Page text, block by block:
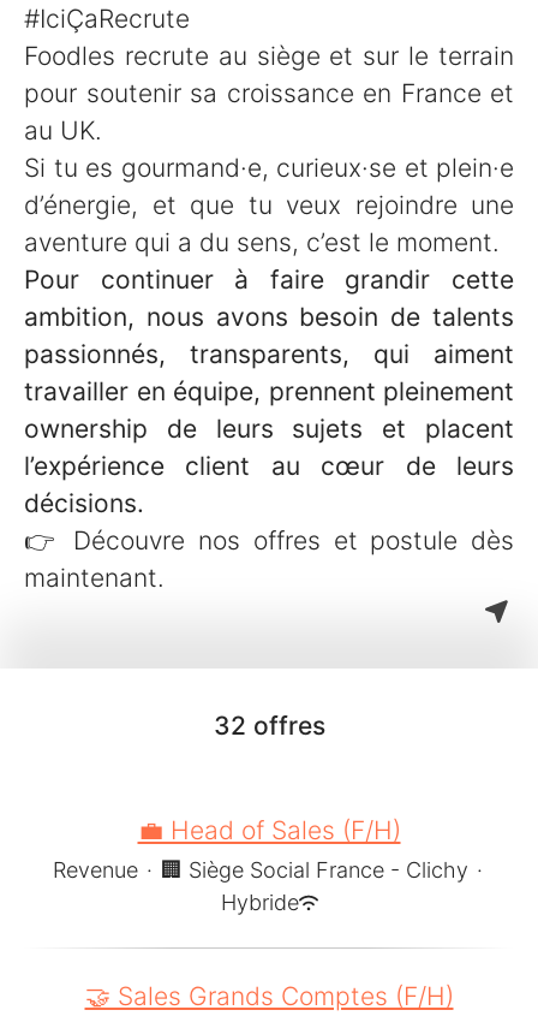
#IciÇaRecrute
Foodles recrute au siège et sur le terrain
pour soutenir sa croissance en France et
au UK.
Si tu es gourmand·e, curieux·se et plein·e
d’énergie, et que tu veux rejoindre une
aventure qui a du sens, c’est le moment.
Pour continuer à faire grandir cette
ambition, nous avons besoin de talents
passionnés, transparents, qui aiment
travailler en équipe, prennent pleinement
ownership de leurs sujets et placent
l’expérience client au cœur de leurs
décisions.
👉 Découvre nos offres et postule dès
maintenant.
32 offres
💼 Head of Sales (F/H)
Revenue · 🏢 Siège Social France - Clichy ·
Hybride
🤝 Sales Grands Comptes (F/H)